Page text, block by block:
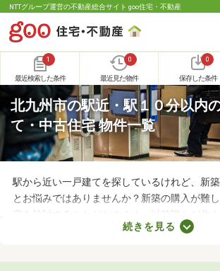
NTTグループ運営の不動産総合サイト goo住宅・不動産
1
最近検索した条件
0
最近見た物件
0
保存した条件
北九州市の駅近・駅１０分以内
て・中古住宅 物件一覧
駅から近い一戸建てを探しているけれど、新
とお悩みではありませんか？新築の購入が難
宅を検討することがおすすめ。以前誰かが住
ものの、費用を大幅に抑えられるメリットが
続きを見る